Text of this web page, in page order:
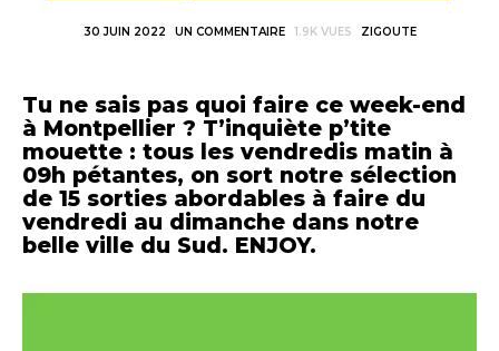
30 JUIN 2022 UN COMMENTAIRE 1.9K VUES ZIGOUTE
Tu ne sais pas quoi faire ce week-end
à Montpellier ? T’inquiète p’tite
mouette : tous les vendredis matin à
09h pétantes, on sort notre sélection
de 15 sorties abordables à faire du
vendredi au dimanche dans notre
belle ville du Sud. ENJOY.